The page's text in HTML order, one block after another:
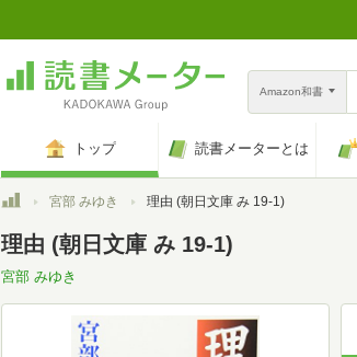
Amazon和書
トップ 読書メーターとは
トップ宮部 みゆき 理由 (朝日文庫 み 19-1)
理由 (朝日文庫 み 19-1)
宮部 みゆき